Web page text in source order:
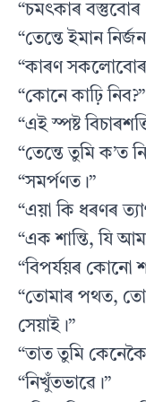
“চমৎকাৰ
“তেন্তে ইমান
“কাৰণ সকলোবোৰ
“কোনে কাঢ়ি নিব?”
“এই স্পষ্ট
“তেন্তে তুমি ক’ত
“সমৰ্পণত।”
“এয়া কি ধৰণৰ
“এক শান্তি, যি
“বিপৰ্যয়ৰ কোনো
“তোমাৰ পথত,
সেয়াই।”
“তাত তুমি
“নিখুঁতভাৱে।”